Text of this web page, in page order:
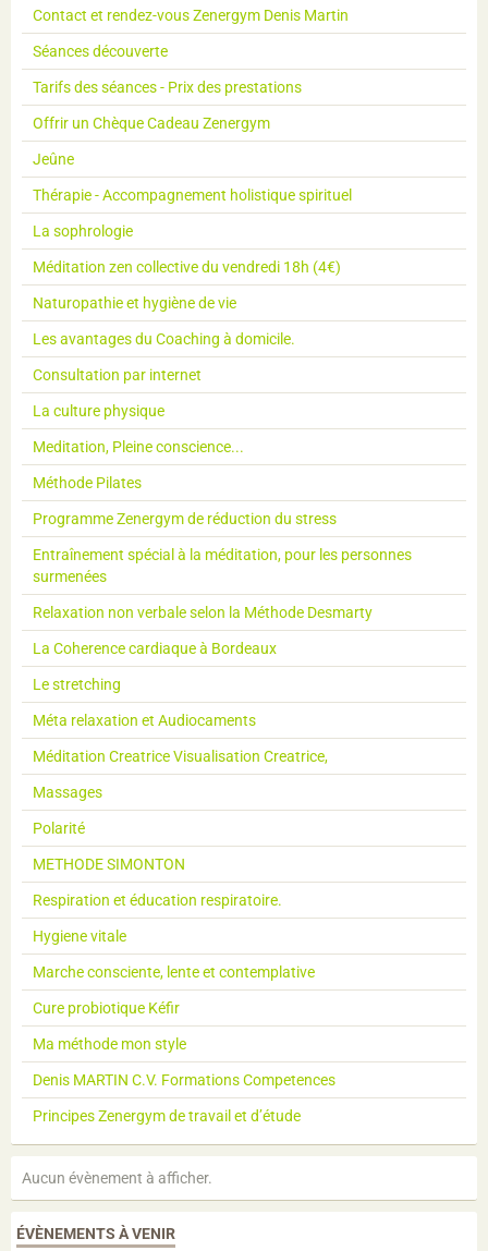
Contact et rendez-vous Zenergym Denis Martin
Séances découverte
Tarifs des séances - Prix des prestations
Offrir un Chèque Cadeau Zenergym
Jeûne
Thérapie - Accompagnement holistique spirituel
La sophrologie
Méditation zen collective du vendredi 18h (4€)
Naturopathie et hygiène de vie
Les avantages du Coaching à domicile.
Consultation par internet
La culture physique
Meditation, Pleine conscience...
Méthode Pilates
Programme Zenergym de réduction du stress
Entraînement spécial à la méditation, pour les personnes
surmenées
Relaxation non verbale selon la Méthode Desmarty
La Coherence cardiaque à Bordeaux
Le stretching
Méta relaxation et Audiocaments
Méditation Creatrice Visualisation Creatrice,
Massages
Polarité
METHODE SIMONTON
Respiration et éducation respiratoire.
Hygiene vitale
Marche consciente, lente et contemplative
Cure probiotique Kéfir
Ma méthode mon style
Denis MARTIN C.V. Formations Competences
Principes Zenergym de travail et d’étude
Aucun évènement à afficher.
ÉVÈNEMENTS À VENIR